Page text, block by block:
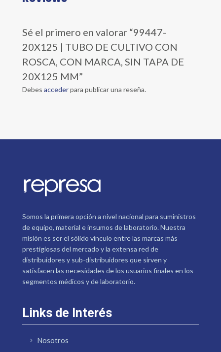
Sé el primero en valorar “99447-
20X125 | TUBO DE CULTIVO CON
ROSCA, CON MARCA, SIN TAPA DE
20X125 MM”
Debes accederpara publicar una reseña.
Somos la primera opción a nivel nacional para suministros
de equipo, material e insumos de laboratorio. Nuestra
misión es ser el sólido vínculo entre las marcas más
prestigiosas del mercado y la extensa red de
distribuidores y sub-distribuidores que sirven y
satisfacen las necesidades de los usuarios finales en los
segmentos médicos y de laboratorio.
Links de Interés
Nosotros